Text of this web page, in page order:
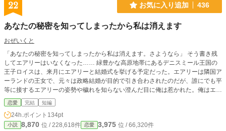
22 お気に入り追加 436
あなたの秘密を知ってしまったから私は消えます
おぜいくと
「あなたの秘密を知ってしまったから私は消えます。さようなら」 そう書き残
してエアリーはいなくなった…… 緑豊かな高原地帯にあるデニスミール王国の
王子ロイスは、来月にエアリーと結婚式を挙げる予定だった。エアリーは隣国ア
ーランドの王女で、元々は政略結婚が目的で引き合わされたのだが、誰にでも平
等に接するエアリーの姿勢や穢れを知らない澄んだ目に俺は惹かれた。俺はエア
リーに素直な気持ちを伝え、王家に代々伝わる指輪を渡した。エアリーはとても
喜んでくれた。俺は早めにエアリーを呼び寄せた。デニスミールでの暮らしに慣
れてほしかったからだ。初めは人見知りを発揮していたエアリーだったが、次第
に打ち解けていった。 そう思っていたのに。 エアリーは突然姿を消した。俺が
恋愛 完結 短編
24h.ポイント 134pt
小説 8,870 位 / 228,618件 恋愛 3,975 位 / 66,320件